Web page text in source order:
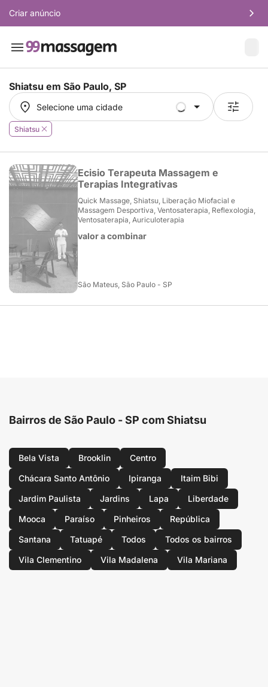
Criar anúncio
Shiatsu em São Paulo, SP
Selecione uma cidade
Selecione uma cidade
Shiatsu
Ecisio Terapeuta Massagem e
Terapias Integrativas
Quick Massage, Shiatsu, Liberação Miofacial e
Massagem Desportiva, Ventosaterapia, Reflexologia,
Ventosaterapia, Auriculoterapia
valor a combinar
São Mateus, São Paulo - SP
Bairros de São Paulo - SP com Shiatsu
Bela Vista Brooklin
Centro
Chácara Santo Antônio
Ipiranga
Itaim Bibi
Jardim Paulista
Jardins Lapa
Liberdade
Mooca
Paraíso Pinheiros
República
Santana
Tatuapé Todos
Todos os bairros
Vila Clementino
Vila Madalena Vila Mariana